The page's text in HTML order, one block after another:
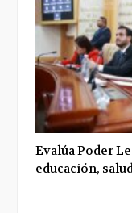
Evalúa Poder
educación,